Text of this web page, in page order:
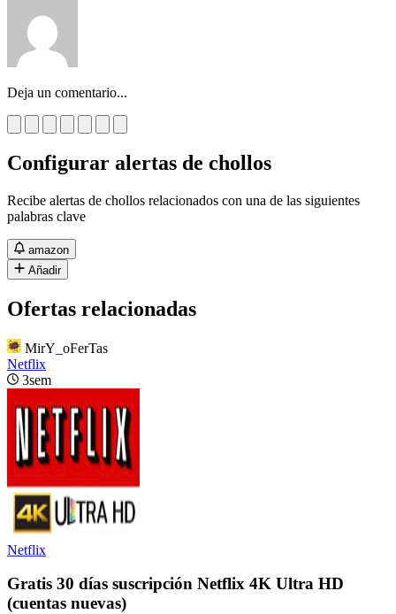
Deja un comentario...
Configurar alertas de chollos
Recibe alertas de chollos relacionados con una de las siguientes
palabras clave
amazon
Añadir
Ofertas relacionadas
MirY_oFerTas
Netflix
3sem
Netflix
Gratis 30 días suscripción Netflix 4K Ultra HD
(cuentas nuevas)